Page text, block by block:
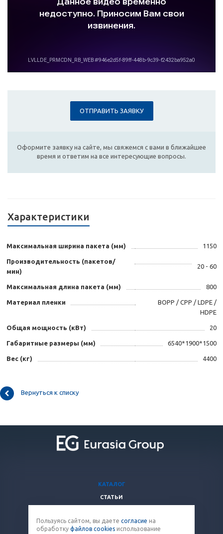
ОТПРАВИТЬ ЗАЯВКУ
Оформите заявку на сайте, мы свяжемся с вами в ближайшее
время и ответим на все интересующие вопросы.
Характеристики
Максимальная ширина пакета (мм) 1150
Производительность (пакетов/
мин)
20 - 60
Максимальная длина пакета (мм) 800
Материал пленки
BOPP / CPP / LDPE /
HDPE
Общая мощность (кВт) 20
Габаритные размеры (мм) 6540*1900*1500
Вес (кг) 4400
Вернуться к списку
КАТАЛОГ
СТАТЬИ
КОМПАНИЯ
Пользуясь сайтом, вы даете согласие на
обработку файлов cookies использование